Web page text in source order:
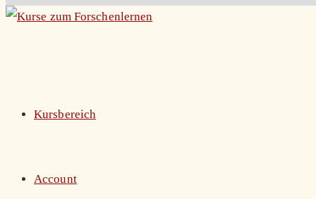
Zum
Kursbereich
Account